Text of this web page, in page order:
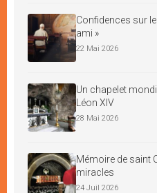
Confidences sur
ami »
22 Mai 2026
Un chapelet
Léon XIV
28 Mai 2026
Mémoire de saint
miracles
24 Juil 2026